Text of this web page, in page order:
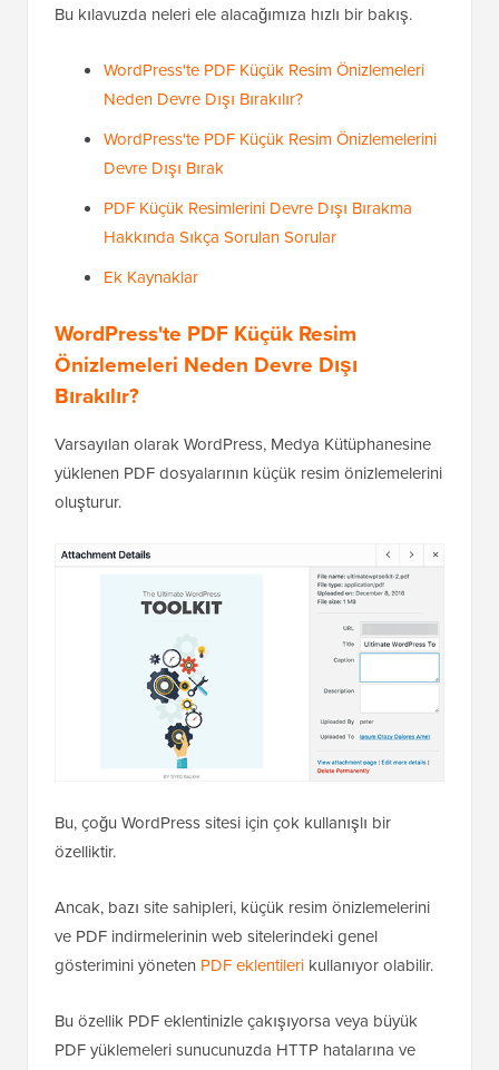
Bu kılavuzda neleri ele alacağımıza hızlı bir bakış.
WordPress'te PDF Küçük Resim Önizlemeleri
Neden Devre Dışı Bırakılır?
WordPress'te PDF Küçük Resim Önizlemelerini
Devre Dışı Bırak
PDF Küçük Resimlerini Devre Dışı Bırakma
Hakkında Sıkça Sorulan Sorular
Ek Kaynaklar
WordPress'te PDF Küçük Resim
Önizlemeleri Neden Devre Dışı
Bırakılır?
Varsayılan olarak WordPress, Medya Kütüphanesine
yüklenen PDF dosyalarının küçük resim önizlemelerini
oluşturur.
Bu, çoğu WordPress sitesi için çok kullanışlı bir
özelliktir.
Ancak, bazı site sahipleri, küçük resim önizlemelerini
ve PDF indirmelerinin web sitelerindeki genel
gösterimini yöneten PDF eklentileri kullanıyor olabilir.
Bu özellik PDF eklentinizle çakışıyorsa veya büyük
PDF yüklemeleri sunucunuzda HTTP hatalarına ve